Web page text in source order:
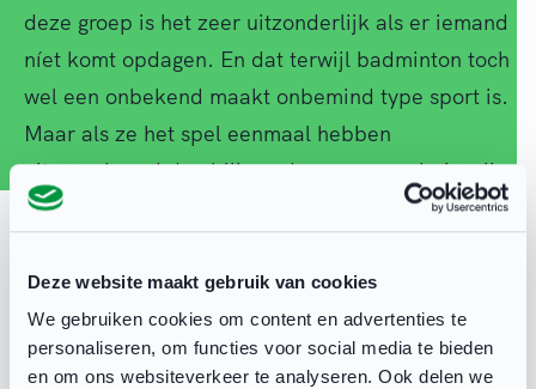
Deze website maakt gebruik van cookies
We gebruiken cookies om content en advertenties te
personaliseren, om functies voor social media te bieden
en om ons websiteverkeer te analyseren. Ook delen we
deze groep is het zeer uitzonderlijk als er iemand
níet komt opdagen. En dat terwijl badminton toch
wel een onbekend maakt onbemind type sport is.
Maar als ze het spel eenmaal hebben
uitgeprobeerd dan blijven de mensen ook, is mijn
ervaring. Ze blijven komen en vertellen er ook
Daarnaast denk ik dat ons principe, namelijk dat
spelplezier voorop staat, goed valt. Wij
communiceren heel duidelijk dat een beperking